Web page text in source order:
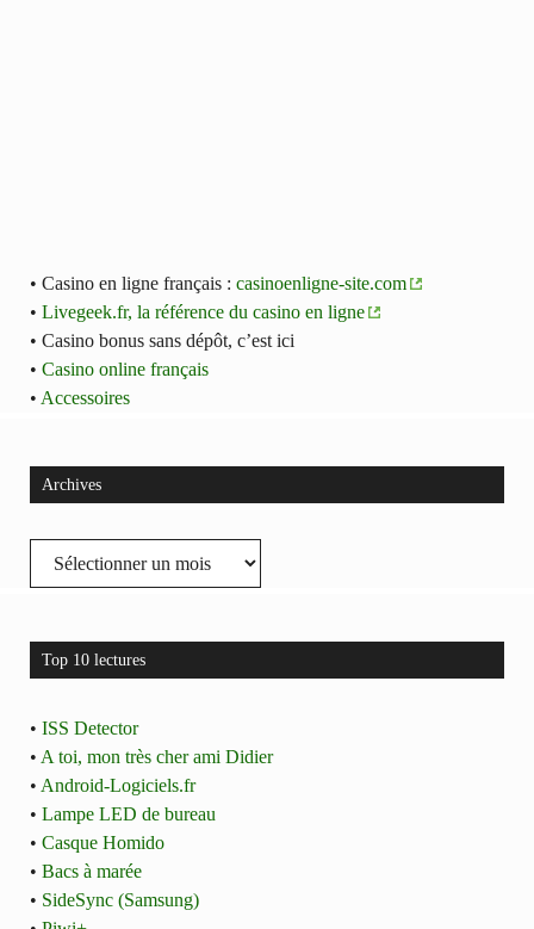
• Casino en ligne français : casinoenligne-site.com
• Livegeek.fr, la référence du casino en ligne
• Casino bonus sans dépôt, c’est ici
• Casino online français
• Accessoires
Archives
Archives
Top 10 lectures
• ISS Detector
• A toi, mon très cher ami Didier
• Android-Logiciels.fr
• Lampe LED de bureau
• Casque Homido
• Bacs à marée
• SideSync (Samsung)